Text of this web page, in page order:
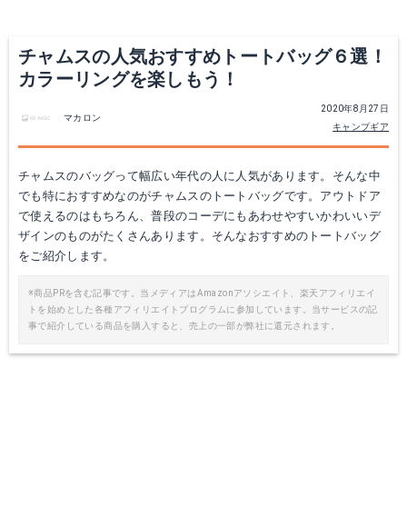
チャムスの人気おすすめトートバッグ６選！
カラーリングを楽しもう！
2020年8月27日
キャンプギア
マカロン
チャムスのバッグって幅広い年代の人に人気があります。そんな中
でも特におすすめなのがチャムスのトートバッグです。アウトドア
で使えるのはもちろん、普段のコーデにもあわせやすいかわいいデ
ザインのものがたくさんあります。そんなおすすめのトートバッグ
をご紹介します。
※商品PRを含む記事です。当メディアはAmazonアソシエイト、楽天アフィリエイ
トを始めとした各種アフィリエイトプログラムに参加しています。当サービスの記
事で紹介している商品を購入すると、売上の一部が弊社に還元されます。
Amazonで詳細を見る